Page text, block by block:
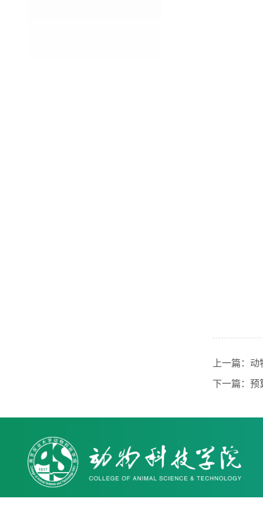
上一篇： 动
下一篇： 预